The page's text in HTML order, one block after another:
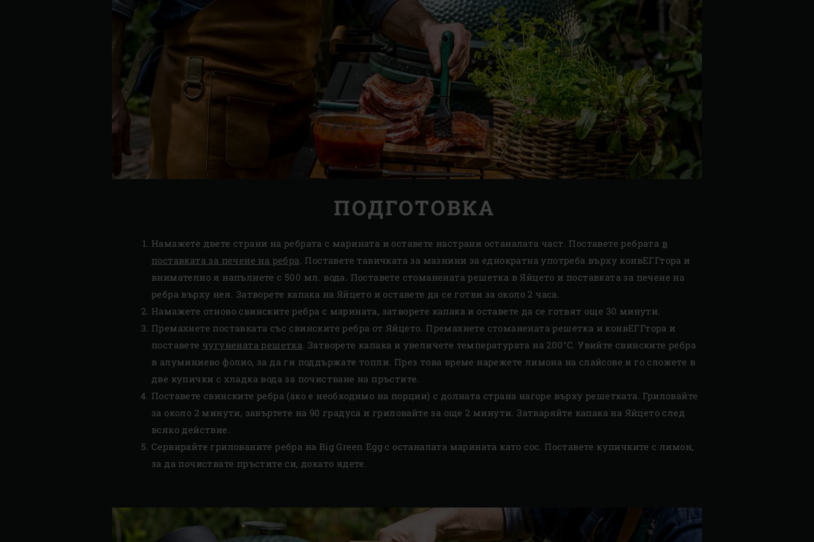
ПОДГОТОВКА
Намажете двете страни на ребрата с марината и оставете настрани останалата част. Поставете ребрата в
поставката за печене на ребра. Поставете тавичката за мазнини за еднократна употреба върху конвЕГГтора и
внимателно я напълнете с 500 мл. вода. Поставете стоманената решетка в Яйцето и поставката за печене на
ребра върху нея. Затворете капака на Яйцето и оставете да се готви за около 2 часа.
Намажете отново свинските ребра с марината, затворете капака и оставете да се готвят още 30 минути.
Премахнете поставката със свинските ребра от Яйцето. Премахнете стоманената решетка и конвЕГГтора и
поставетечугунената решетка. Затворете капака и увеличете температурата на 200°C. Увийте свинските ребра
в алуминиево фолио, за да ги поддържате топли. През това време нарежете лимона на слайсове и го сложете в
две купички с хладка вода за почистване на пръстите.
Поставете свинските ребра (ако е необходимо на порции) с долната страна нагоре върху решетката. Гриловайте
за около 2 минути, завъртете на 90 градуса и гриловайте за още 2 минути. Затваряйте капака на Яйцето след
всяко действие.
Сервирайте грилованите ребра на Big Green Egg с останалата марината като сос. Поставете купичките с лимон,
за да почиствате пръстите си, докато ядете.